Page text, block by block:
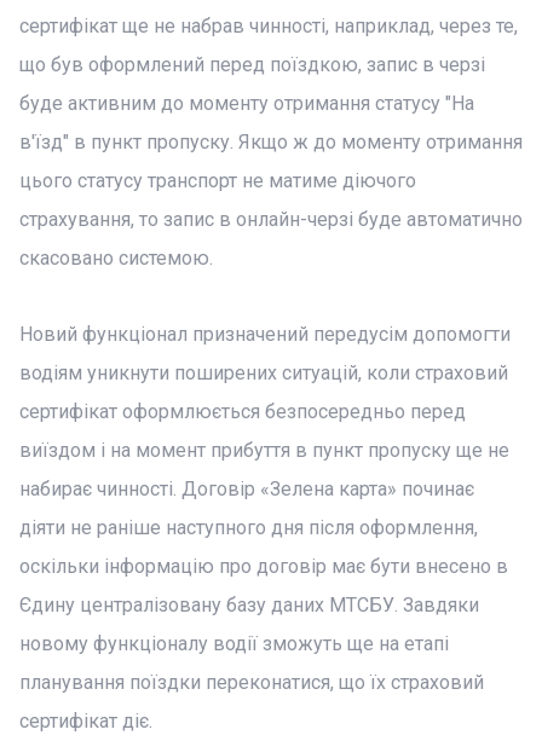
сертифікат ще не набрав чинності, наприклад, через те,
що був оформлений перед поїздкою, запис в черзі
буде активним до моменту отримання статусу "На
в'їзд" в пункт пропуску. Якщо ж до моменту отримання
цього статусу транспорт не матиме діючого
страхування, то запис в онлайн-черзі буде автоматично
скасовано системою.
Новий функціонал призначений передусім допомогти
водіям уникнути поширених ситуацій, коли страховий
сертифікат оформлюється безпосередньо перед
виїздом і на момент прибуття в пункт пропуску ще не
набирає чинності. Договір «Зелена карта» починає
діяти не раніше наступного дня після оформлення,
оскільки інформацію про договір має бути внесено в
Єдину централізовану базу даних МТСБУ. Завдяки
новому функціоналу водії зможуть ще на етапі
планування поїздки переконатися, що їх страховий
сертифікат діє.